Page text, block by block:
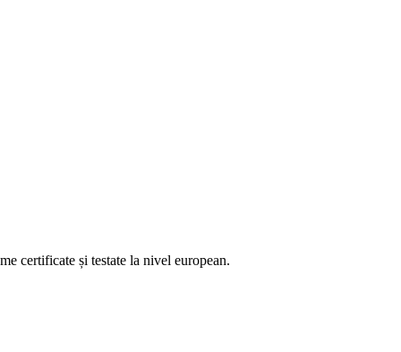
certificate și testate la nivel european.